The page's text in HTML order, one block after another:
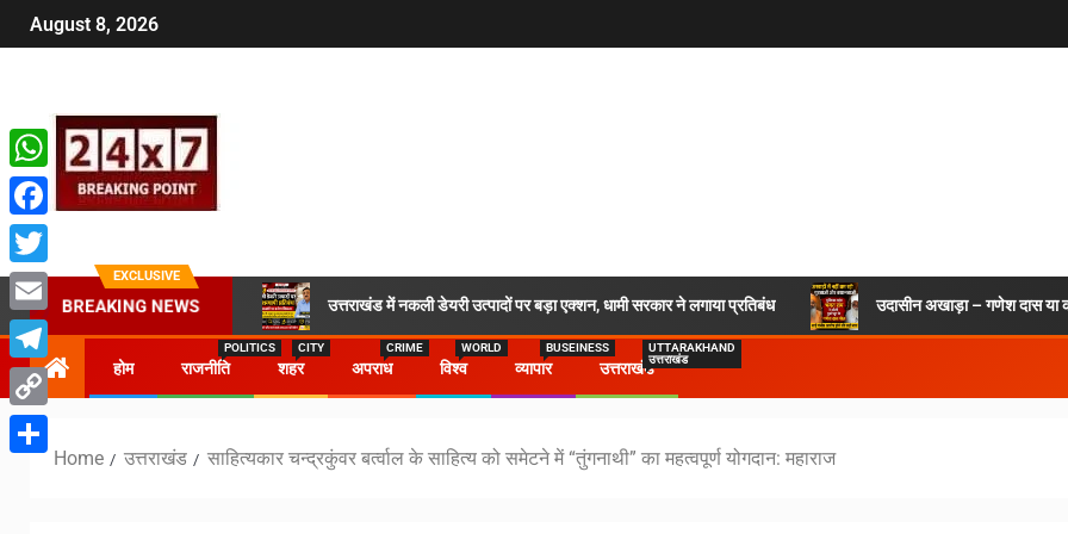
August 8, 2026
EXCLUSIVE
BREAKING NEWS उत्तराखंड में नकली डेयरी उत्पादों पर बड़ा एक्शन, धामी सरकार ने लगाया प्रतिबंध उदासीन अखाड़ा – गणेश दास या
होम राजनीति
POLITICS
शहर
CITY
अपराध
CRIME
विश्व
WORLD
व्यापार
BUSEINESS
उत्तराखंड
UTTARAKHAND
उत्तराखंड
Home उत्तराखंड साहित्यकार चन्द्रकुंवर बर्त्वाल के साहित्य को समेटने में “तुंगनाथी” का महत्वपूर्ण योगदान: महाराज
WhatsApp
Facebook
Twitter
Email
Telegram
Copy
Share